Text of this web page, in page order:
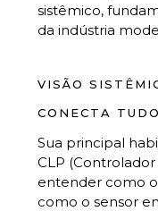
sistêmico,
da indústria
VISÃO
CONECTA
Sua principal
CLP
entender como o
como o sensor